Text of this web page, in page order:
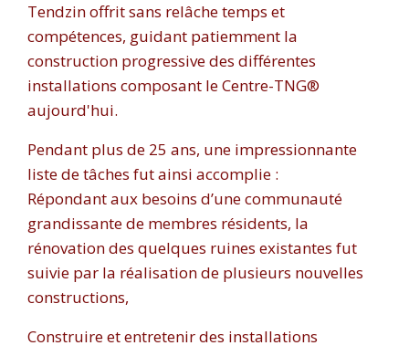
Tendzin offrit sans relâche temps et
compétences, guidant patiemment la
construction progressive des différentes
installations composant le Centre-TNG®
aujourd'hui.
Pendant plus de 25 ans, une impressionnante
liste de tâches fut ainsi accomplie :
Répondant aux besoins d’une communauté
grandissante de membres résidents, la
rénovation des quelques ruines existantes fut
suivie par la réalisation de plusieurs nouvelles
constructions,
Construire et entretenir des installations